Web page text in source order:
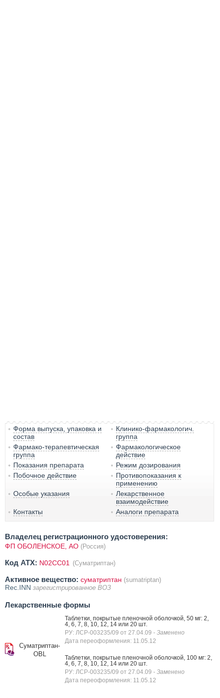
Форма выпуска, упаковка и
состав
Клинико-фармакологич.
группа
Фармако-терапевтическая
группа
Фармакологическое
действие
Показания препарата
Режим дозирования
Побочное действие
Противопоказания к
применению
Особые указания
Лекарственное
взаимодействие
Контакты
Аналоги препарата
Владелец регистрационного удостоверения:
ФП ОБОЛЕНСКОЕ, АО (Россия)
Код ATX: N02CC01 (Суматриптан)
Активное вещество: суматриптан (sumatriptan)
Rec.INN зарегистрированное ВОЗ
Лекарственные формы
Суматриптан-
OBL
Таблетки, покрытые пленочной оболочкой, 50 мг: 2,
4, 6, 7, 8, 10, 12, 14 или 20 шт.
РУ: ЛСР-003235/09 от 27.04.09 - Заменено
Дата переоформления: 11.05.12
Таблетки, покрытые пленочной оболочкой, 100 мг: 2,
4, 6, 7, 8, 10, 12, 14 или 20 шт.
РУ: ЛСР-003235/09 от 27.04.09 - Заменено
Дата переоформления: 11.05.12